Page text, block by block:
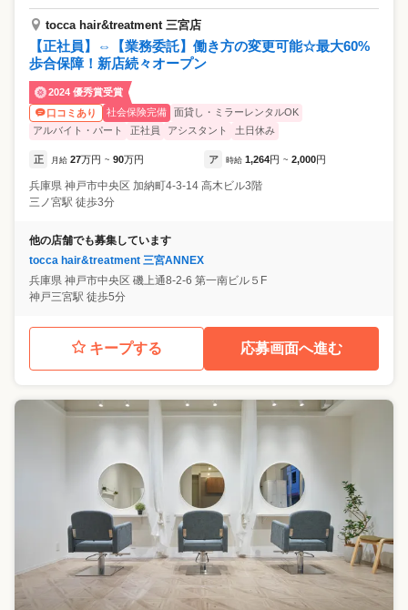
tocca hair&treatment 三宮店
【正社員】⇔【業務委託】働き方の変更可能☆最大60%
歩合保障！新店続々オープン
2024 優秀賞受賞
口コミあり
社会保険完備
面貸し・ミラーレンタルOK
アルバイト・パート
正社員 アシスタント 土日休み
正 月給 27万円 ~ 90万円 ア 時給 1,264円 ~ 2,000円
兵庫県 神戸市中央区 加納町4-3-14 高木ビル3階
三ノ宮駅 徒歩3分
他の店舗でも募集しています
tocca hair&treatment 三宮ANNEX
兵庫県 神戸市中央区 磯上通8-2-6 第一南ビル５F
神戸三宮駅 徒歩5分
キープする 応募画面へ進む